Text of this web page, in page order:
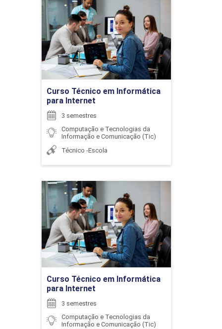
72
ESTRUTURAS DE DADOS II
72
FELICIDADE E BEM-ESTAR
126
FUNDAMENTOS DE PROGRAMAÇÃO DE
COMPUTADORES
Curso Técnico em Informática
para Internet
3 semestres
Computação e Tecnologias da
Informação e Comunicação (Tic)
Técnico -Escola
Curso Técnico em
Informática para Internet
Detalhes do curso
Ir para Inscrição
Curso Técnico em Informática
para Internet
3 semestres
Computação e Tecnologias da
Informação e Comunicação (Tic)
Curso Técnico em
Informática para Internet
Detalhes do curso
Ir para Inscrição